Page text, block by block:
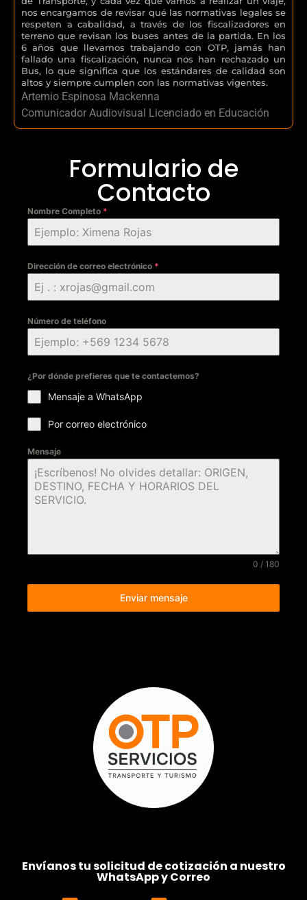
nos encargamos de revisar qué las normativas legales se
respeten a cabalidad, a través de los fiscalizadores en
terreno que revisan los buses antes de la partida. En los
6 años que llevamos trabajando con OTP, jamás han
fallado una fiscalización, nunca nos han rechazado un
Bus, lo que significa que los estándares de calidad son
altos y siempre cumplen con las normativas vigentes.
Artemio Espinosa Mackenna
Comunicador Audiovisual Licenciado en Educación
Formulario de
Contacto
Nombre Completo *
Dirección de correo electrónico *
Número de teléfono
¿Por dónde prefieres que te contactemos?
Mensaje a WhatsApp
Por correo electrónico
Mensaje
0 / 180
Enviar mensaje
Envíanos tu solicitud de cotización a nuestro
WhatsApp y Correo